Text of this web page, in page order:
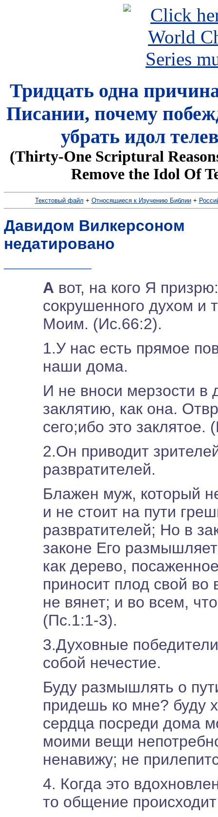
Тридцать одна
Писании, почему
убрать идол
(Thirty-One Scriptural
Remove the Idol Of
Текстовый файл + Относящиеся к Изучению Библии+
Давидом Вилкерсоном
недатировано
А вот, на кого Я
сокрушенного духом и
Моим. (Ис.66:2).
1.У нас есть прямое
наши дома.
И не вноси мерзости в
заклятию, как она.
сего;ибо это заклятое.
2.Он приводит
развратителей.
Блажен муж, который
и не стоит на пути
развратителей; Но в
законе Его
как дерево,
приносит плод свой во
не вянет; и во всем,
(Пс.1:1-3).
3.Духовные
собой нечестие.
Буду размышлять о
придешь ко мне? буду
сердца посреди дома
моими вещи
ненавижу; не
4. Когда это
то общение